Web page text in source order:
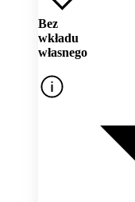
Bez
wkładu
własnego